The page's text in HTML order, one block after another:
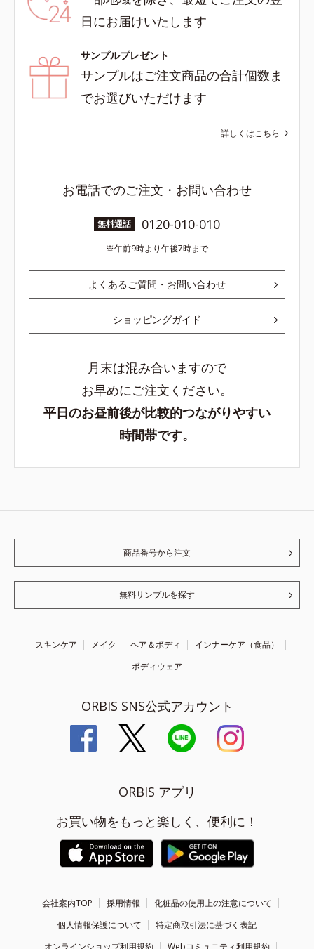
日にお届けいたします
サンプルプレゼント
サンプルはご注文商品の合計個数ま
でお選びいただけます
詳しくはこちら
お電話でのご注文・お問い合わせ
無料通話 0120-010-010
午前9時より午後7時まで
よくあるご質問・お問い合わせ
ショッピングガイド
月末は混み合いますので
お早めにご注文ください。
平日のお昼前後が比較的つながりやすい
時間帯です。
商品番号から注文
無料サンプルを探す
スキンケア メイク ヘア＆ボディ
インナーケア（食品）
ボディウェア
ORBIS SNS公式アカウント
ORBIS アプリ
お買い物をもっと楽しく、便利に！
会社案内TOP 採用情報
化粧品の使用上の注意について
個人情報保護について
特定商取引法に基づく表記